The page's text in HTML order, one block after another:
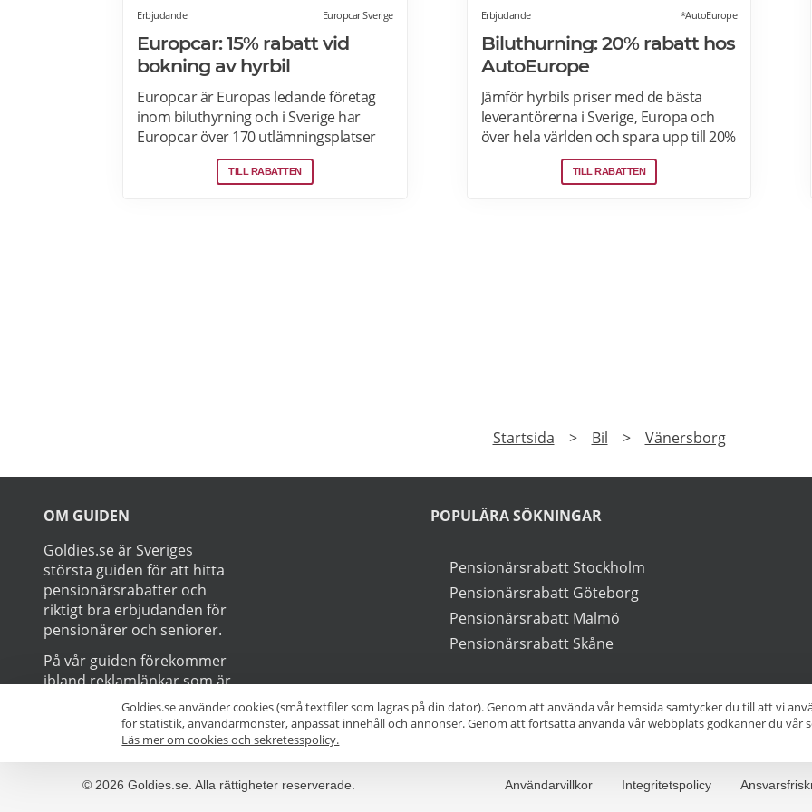
Erbjudande Europcar Sverige
Europcar: 15% rabatt vid
bokning av hyrbil
Europcar är Europas ledande företag
inom biluthyrning och i Sverige har
Europcar över 170 utlämningsplatser
och mer än 6000 bilar. Ta del av våra
aktuella erbjudanden och läs mer om
TILL RABATTEN
Erbjudande *AutoEurope
Biluthurning: 20% rabatt hos
AutoEurope
Jämför hyrbils priser med de bästa
leverantörerna i Sverige, Europa och
över hela världen och spara upp till 20%
som medlem! Upptäck speciella priser
på Auto Europe hemsida!
TILL RABATTEN
PRENUMERERA
OM GUIDEN
Goldies.se är Sveriges
Goldies.se använder cookies (små textfiler som lagras på din dator). Genom att använda vår hemsida samtycker du till att vi
för statistik, användarmönster, anpassat innehåll och annonser. Genom att fortsätta använda vår webbplats godkänner du vår
Läs mer om cookies och sekretesspolicy.